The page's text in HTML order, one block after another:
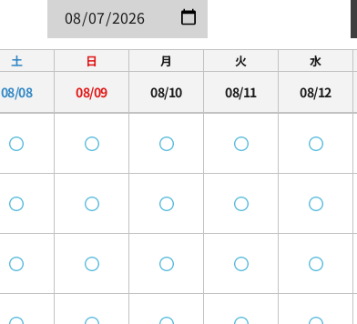
土
08/08
日
08/09
月
08/10
火
08/11
水
08/12